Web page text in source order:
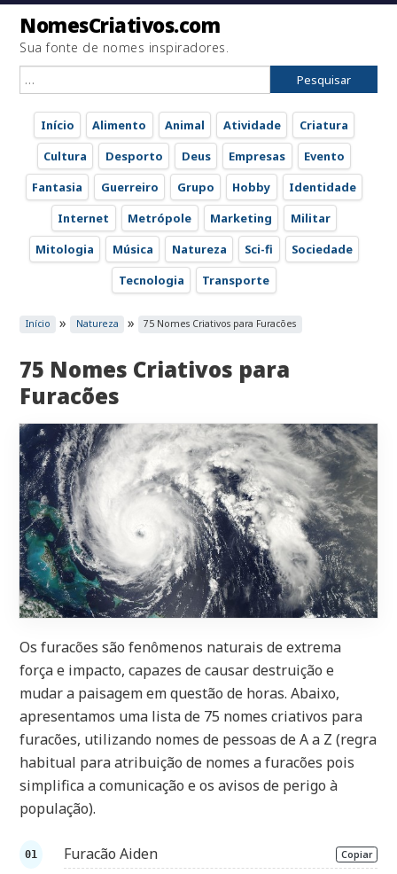
NomesCriativos.com
Sua fonte de nomes inspiradores.
por:
Início Alimento Animal Atividade
Criatura
Cultura
Desporto Deus Empresas
Evento
Fantasia
Guerreiro Grupo Hobby
Identidade
Internet
Metrópole Marketing
Militar
Mitologia
Música Natureza Sci-fi
Sociedade
Tecnologia
Transporte
Início » Natureza » 75 Nomes Criativos para Furacões
75 Nomes Criativos para
Furacões
Os furacões são fenômenos naturais de extrema
força e impacto, capazes de causar destruição e
mudar a paisagem em questão de horas. Abaixo,
apresentamos uma lista de 75 nomes criativos para
furacões, utilizando nomes de pessoas de A a Z (regra
habitual para atribuição de nomes a furacões pois
simplifica a comunicação e os avisos de perigo à
população).
Furacão Aiden Copiar